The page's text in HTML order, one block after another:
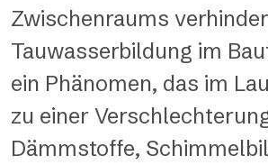
Zwischenraums
Tauwasserbildung im
ein Phänomen, das im
zu einer
Dämmstoffe,